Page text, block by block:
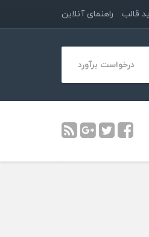
قالب راهنمای آنلاین
درخواست برآورد